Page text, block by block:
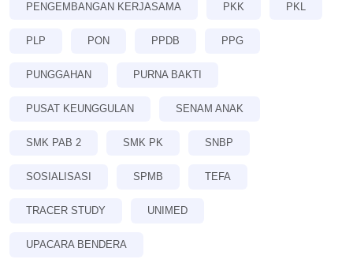
PENGEMBANGAN KERJASAMA PKK PKL
PLP PON PPDB PPG
PUNGGAHAN PURNA BAKTI
PUSAT KEUNGGULAN SENAM ANAK
SMK PAB 2 SMK PK SNBP
SOSIALISASI SPMB TEFA
TRACER STUDY UNIMED
UPACARA BENDERA